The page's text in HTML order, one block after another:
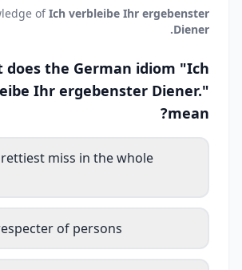
ofIch verbleibe Ihr ergebenster
Diener.
does the German idiom "Ich
Ihr ergebenster Diener."
mean?
miss in the whole
of persons.